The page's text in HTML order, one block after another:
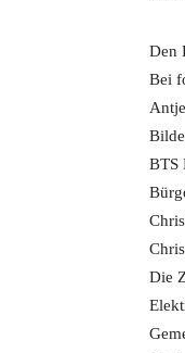
Den
Bei
BTS
Die